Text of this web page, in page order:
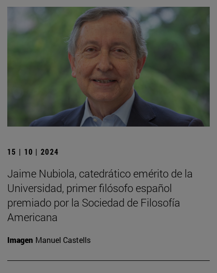
15 | 10 | 2024
Jaime Nubiola, catedrático emérito de la
Universidad, primer filósofo español
premiado por la Sociedad de Filosofía
Americana
Imagen Manuel Castells